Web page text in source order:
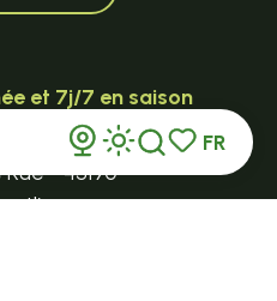
Voir les
Recherche
FR
et 7j/7 en saison
- 43190